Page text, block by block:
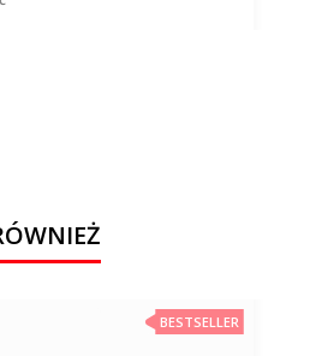
BESTSELLER